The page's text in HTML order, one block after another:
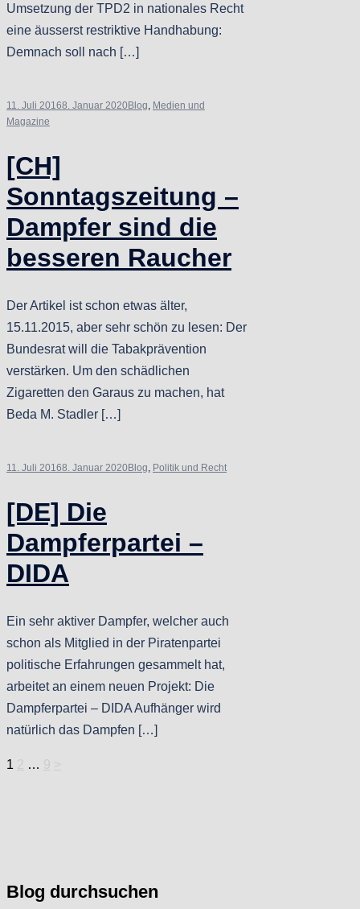
Umsetzung der TPD2 in nationales Recht
eine äusserst restriktive Handhabung:
Demnach soll nach […]
11. Juli 20168. Januar 2020Blog Medien und
Magazine
[CH]
Sonntagszeitung –
Dampfer sind die
besseren Raucher
Der Artikel ist schon etwas älter,
15.11.2015, aber sehr schön zu lesen: Der
Bundesrat will die Tabakprävention
verstärken. Um den schädlichen
Zigaretten den Garaus zu machen, hat
Beda M. Stadler […]
11. Juli 20168. Januar 2020Blog Politik und Recht
[DE] Die
Dampferpartei –
DIDA
Ein sehr aktiver Dampfer, welcher auch
schon als Mitglied in der Piratenpartei
politische Erfahrungen gesammelt hat,
arbeitet an einem neuen Projekt: Die
Dampferpartei – DIDA Aufhänger wird
natürlich das Dampfen […]
Seitennummerierung
1 …
Blog durchsuchen